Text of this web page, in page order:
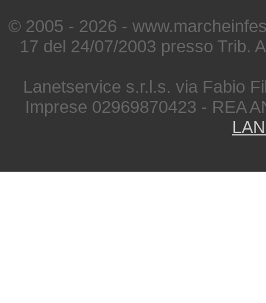
© 2005 - 2026 -
17 del 24/07/2003 presso Trib.
Lanetservice s.r.l.s. via Fabio
Imprese 02969870423 - REA